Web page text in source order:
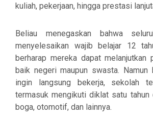
kuliah, pekerjaan, hingga prestasi
Beliau menegaskan bahwa
menyelesaikan wajib belajar 12
berharap mereka dapat melanjutkan
baik negeri maupun swasta.
ingin langsung bekerja, sekolah
termasuk mengikuti diklat satu tahun
boga, otomotif, dan lainnya.